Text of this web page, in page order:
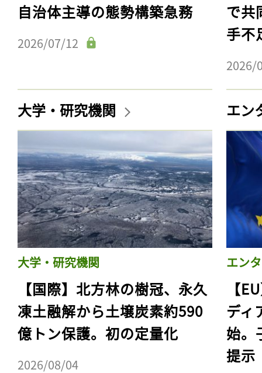
自治体主導の態勢構築急務
2026/07/12
で共
手不
2026/
大学・研究機関
大学・研究機関
【国際】北方林の樹冠、永久
凍土融解から土壌炭素約590
億トン保護。初の定量化
2026/08/04
エン
エン
【
ディ
始。
提示